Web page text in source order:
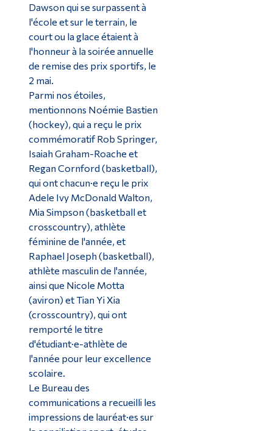
Dawson qui se surpassent à
l'école et sur le terrain, le
court ou la glace étaient à
l'honneur à la soirée annuelle
de remise des prix sportifs, le
2 mai.
Parmi nos étoiles,
mentionnons Noémie Bastien
(hockey), qui a reçu le prix
commémoratif Rob Springer,
Isaiah Graham-Roache et
Regan Cornford (basketball),
qui ont chacun·e reçu le prix
Adele Ivy McDonald Walton,
Mia Simpson (basketball et
crosscountry), athlète
féminine de l'année, et
Raphael Joseph (basketball),
athlète masculin de l'année,
ainsi que Nicole Motta
(aviron) et Tian Yi Xia
(crosscountry), qui ont
remporté le titre
d'étudiant·e-athlète de
l'année pour leur excellence
scolaire.
Le Bureau des
communications a recueilli les
impressions de lauréat·es sur